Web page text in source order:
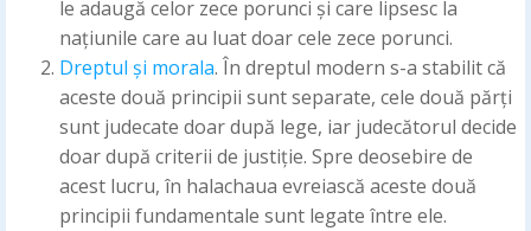
le adaugă celor zece porunci și care lipsesc la
națiunile care au luat doar cele zece porunci.
Dreptul și morala. În dreptul modern s-a stabilit că
aceste două principii sunt separate, cele două părți
sunt judecate doar după lege, iar judecătorul decide
doar după criterii de justiție. Spre deosebire de
acest lucru, în halachaua evreiască aceste două
principii fundamentale sunt legate între ele.